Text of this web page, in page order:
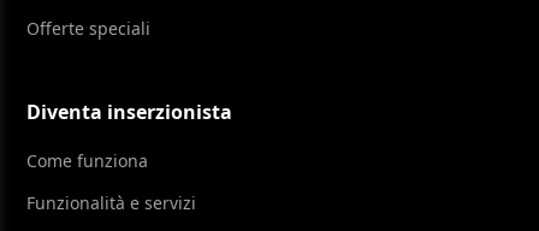
Offerte speciali
Diventa inserzionista
Come funziona
Funzionalità e servizi